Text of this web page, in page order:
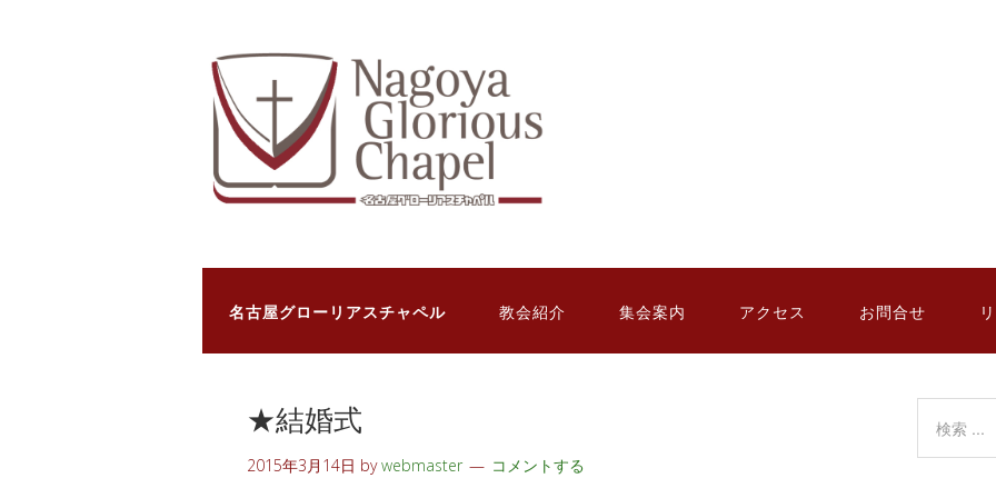
名古屋グローリアスチャペル 教会紹介 集会案内 アクセス お問合せ
★結婚式
2015年3月14日 bywebmaster コメントする